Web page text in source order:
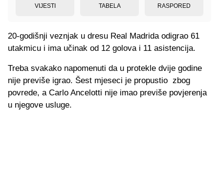
VIJESTI TABELA RASPORED
20-godišnji veznjak u dresu Real Madrida odigrao 61
utakmicu i ima učinak od 12 golova i 11 asistencija.
Treba svakako napomenuti da u protekle dvije godine
nije previše igrao. Šest mjeseci je propustio zbog
povrede, a Carlo Ancelotti nije imao previše povjerenja
u njegove usluge.